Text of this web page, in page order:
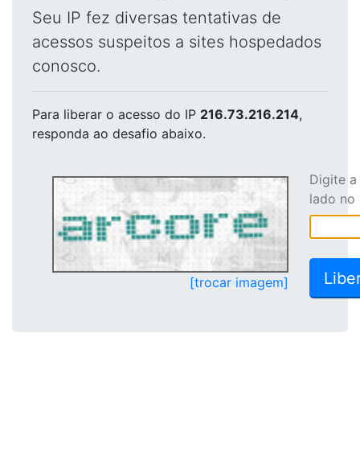
Seu IP fez diversas tentativas de
acessos suspeitos a sites hospedados
conosco.
Para liberar o acesso do IP 216.73.216.214,
responda ao desafio abaixo.
[trocar imagem]
Digite
lado no